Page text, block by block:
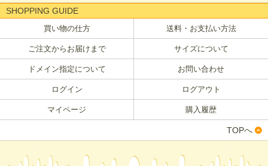
SHOPPING GUIDE
買い物の仕方 送料・お支払い方法
ご注文からお届けまで サイズについて
ドメイン指定について お問い合わせ
ログイン ログアウト
マイページ 購入履歴
TOPへ